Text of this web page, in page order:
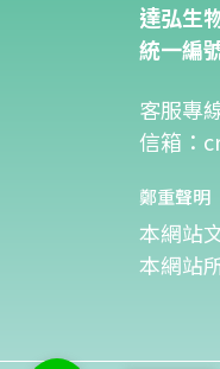
達弘生
統一編
客服專
信箱：
鄭重聲明
本網站
本網站